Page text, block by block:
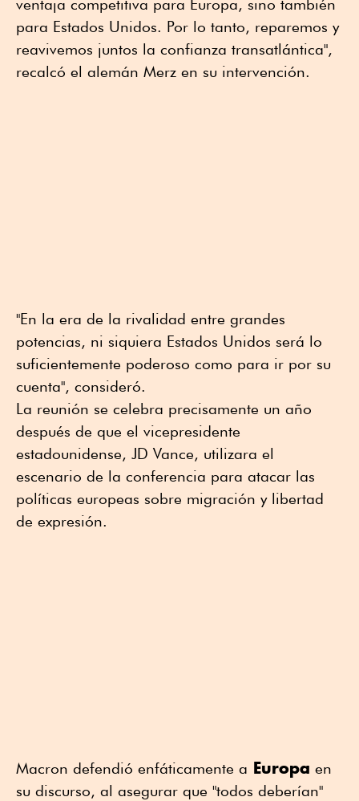
ventaja competitiva para Europa, sino también
para Estados Unidos. Por lo tanto, reparemos y
reavivemos juntos la confianza transatlántica",
recalcó el alemán Merz en su intervención.
"En la era de la rivalidad entre grandes
potencias, ni siquiera Estados Unidos será lo
suficientemente poderoso como para ir por su
cuenta", consideró.
La reunión se celebra precisamente un año
después de que el vicepresidente
estadounidense, JD Vance, utilizara el
escenario de la conferencia para atacar las
políticas europeas sobre migración y libertad
de expresión.
Macron defendió enfáticamente a Europa en
su discurso, al asegurar que "todos deberían"